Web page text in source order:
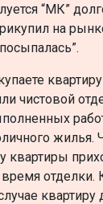
“МК”
на
чистовой
жилья.